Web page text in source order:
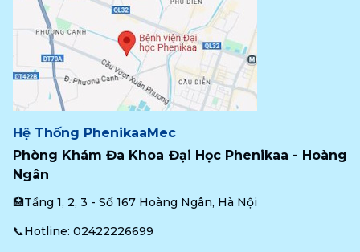
Hệ Thống PhenikaaMec
Phòng Khám Đa Khoa Đại Học Phenikaa - Hoàng
Ngân
🏥Tầng 1, 2, 3 - Số 167 Hoàng Ngân, Hà Nội
📞Hotline: 02422226699